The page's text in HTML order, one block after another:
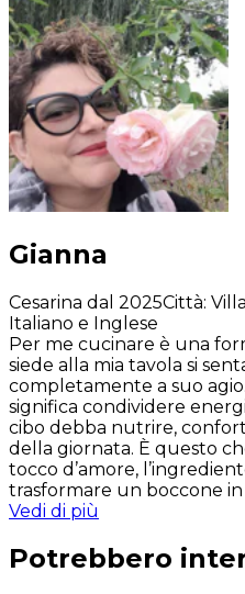
Gianna
Cesarina dal 2025Città:
Italiano e Inglese
Per me cucinare è una
siede alla mia tavola si
completamente a suo
significa condividere
cibo debba nutrire,
della giornata. È questo
tocco d’amore,
trasformare un boccone in
Vedi di più
Potrebbero